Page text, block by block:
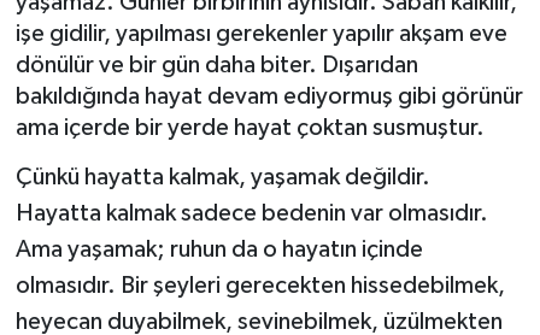
işe gidilir, yapılması gerekenler yapılır akşam eve
dönülür ve bir gün daha biter. Dışarıdan
bakıldığında hayat devam ediyormuş gibi görünür
ama içerde bir yerde hayat çoktan susmuştur.
Çünkü hayatta kalmak, yaşamak değildir.
Hayatta kalmak sadece bedenin var olmasıdır.
Ama yaşamak; ruhun da o hayatın içinde
olmasıdır. Bir şeyleri gerecekten hissedebilmek,
heyecan duyabilmek, sevinebilmek, üzülmekten
Müzik
Piyasa
Resmi İlanlar
Sağlık
Sinemalar
Siyaset